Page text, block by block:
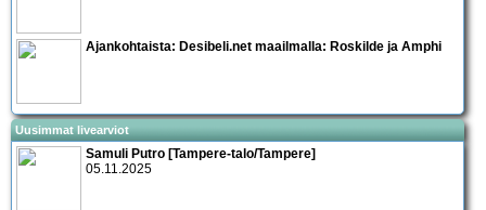
Ajankohtaista: Desibeli.net maailmalla: Roskilde ja Amphi
Uusimmat livearviot
Samuli Putro [Tampere-talo/Tampere]
05.11.2025